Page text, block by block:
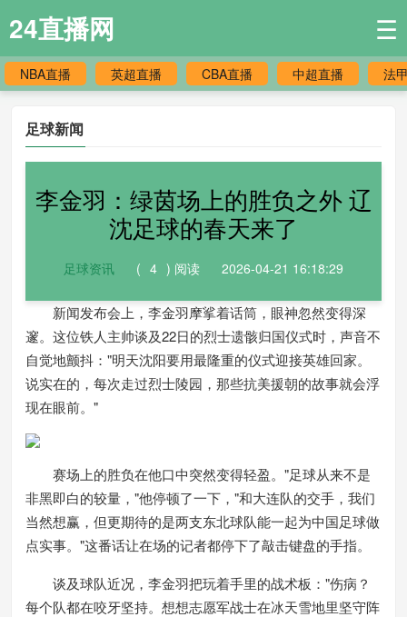
24直播网 ☰
NBA直播 英超直播 CBA直播 中超直播 法
足球新闻
李金羽：绿茵场上的胜负之外 辽
沈足球的春天来了
足球资讯 ( 4 ) 阅读 2026-04-21 16:18:29
新闻发布会上，李金羽摩挲着话筒，眼神忽然变得深
邃。这位铁人主帅谈及22日的烈士遗骸归国仪式时，声音不
自觉地颤抖："明天沈阳要用最隆重的仪式迎接英雄回家。
说实在的，每次走过烈士陵园，那些抗美援朝的故事就会浮
现在眼前。"
赛场上的胜负在他口中突然变得轻盈。"足球从来不是
非黑即白的较量，"他停顿了一下，"和大连队的交手，我们
当然想赢，但更期待的是两支东北球队能一起为中国足球做
点实事。"这番话让在场的记者都停下了敲击键盘的手指。
谈及球队近况，李金羽把玩着手里的战术板："伤病？
每个队都在咬牙坚持。想想志愿军战士在冰天雪地里坚守阵